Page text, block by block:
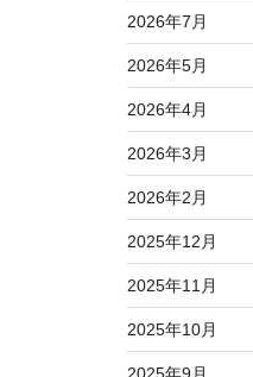
2026年7月
2026年5月
2026年4月
2026年3月
2026年2月
2025年12月
2025年11月
2025年10月